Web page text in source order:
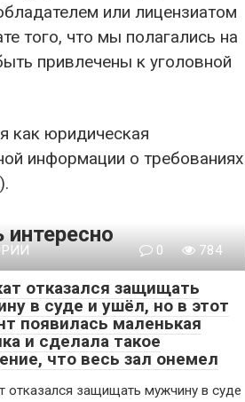
или лицензиатом
того, что мы полагались на
привлечены к уголовной
как юридическая
информации о требованиях
0 784
отказался защищать
в суде и ушёл, но в этот
появилась маленькая
и сделала такое
что весь зал онемел
отказался защищать мужчину в суде